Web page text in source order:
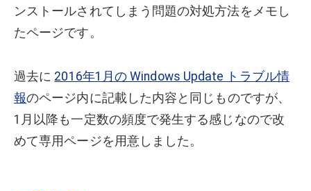
ンストールされてしまう問題の対処方法をメモし
たページです。
過去に 2016年1月の Windows Update トラブル情
報のページ内に記載した内容と同じものですが、
1月以降も一定数の頻度で発生する感じなので改
めて専用ページを用意しました。